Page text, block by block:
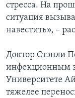
стресса. На
ситуация
навестить», –
Доктор Стэнли
инфекционным
Университете
тяжелее